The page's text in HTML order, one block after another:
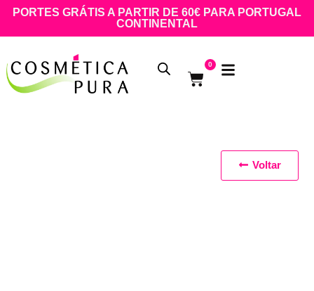
PORTES GRÁTIS A PARTIR DE 60€ PARA PORTUGAL
CONTINENTAL
0
Voltar